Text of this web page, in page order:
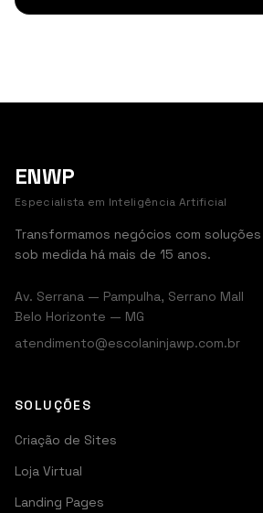
ENWP
Especialista em Inteligência Artificial
Transformamos negócios com
sob medida há mais de 15 anos.
Av. Serrana — Pampulha, Serrano Mall
Belo Horizonte — MG
atendimento@escolaninjawp.com.br
SOLUÇÕES
Criação de Sites
Loja Virtual
Landing Pages